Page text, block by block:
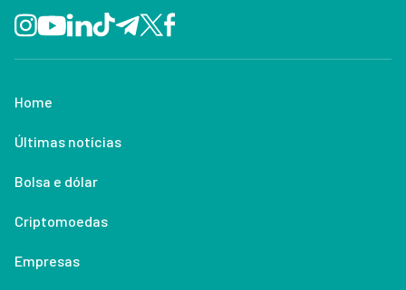
Home
Últimas notícias
Bolsa e dólar
Criptomoedas
Empresas